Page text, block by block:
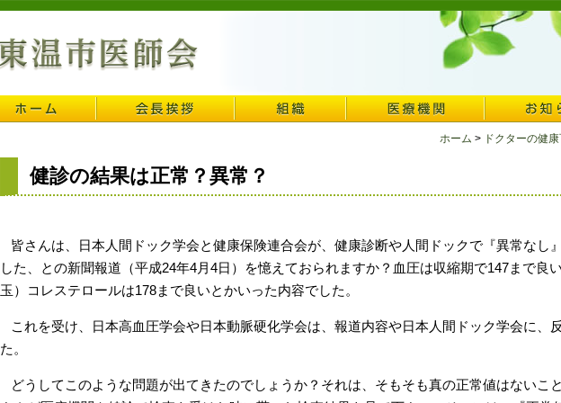
ホーム > ドクターの健
健診の結果は正常？異常？
皆さんは、日本人間ドック学会と健康保険連合会が、健康診断や人間ドックで『異常なし
した、との新聞報道（平成24年4月4日）を憶えておられますか？血圧は収縮期で147まで良
玉）コレステロールは178まで良いとかいった内容でした。
これを受け、日本高血圧学会や日本動脈硬化学会は、報道内容や日本人間ドック学会に、
た。
どうしてこのような問題が出てきたのでしょうか？それは、そもそも真の正常値はないこ